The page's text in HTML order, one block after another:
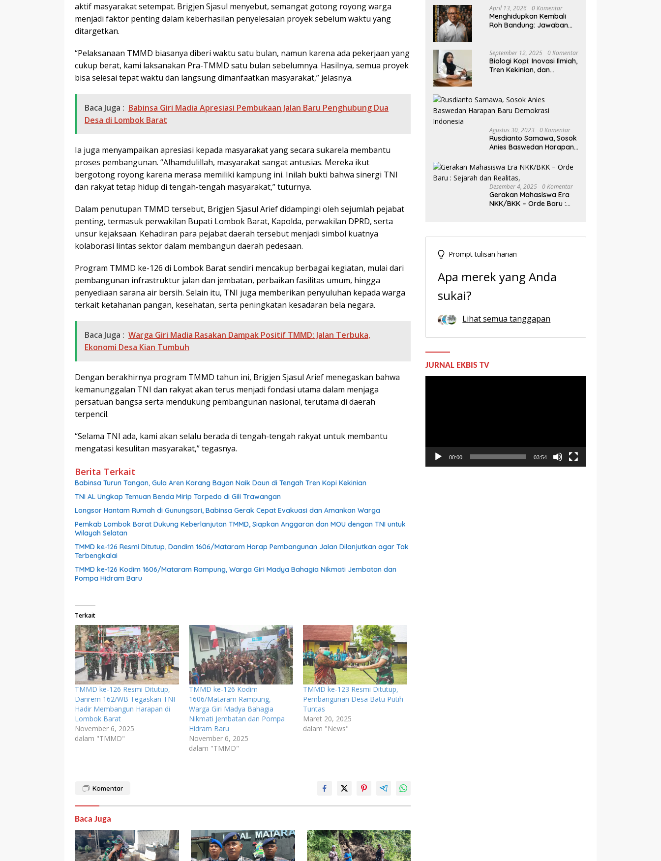
aktif masyarakat setempat. Brigjen Sjasul menyebut, semangat gotong royong warga
menjadi faktor penting dalam keberhasilan penyelesaian proyek sebelum waktu yang
ditargetkan.
“Pelaksanaan TMMD biasanya diberi waktu satu bulan, namun karena ada pekerjaan yang
cukup berat, kami laksanakan Pra-TMMD satu bulan sebelumnya. Hasilnya, semua proyek
bisa selesai tepat waktu dan langsung dimanfaatkan masyarakat,” jelasnya.
Baca Juga : Babinsa Giri Madia Apresiasi Pembukaan Jalan Baru Penghubung Dua
Desa di Lombok Barat
Ia juga menyampaikan apresiasi kepada masyarakat yang secara sukarela membantu
proses pembangunan. “Alhamdulillah, masyarakat sangat antusias. Mereka ikut
bergotong royong karena merasa memiliki kampung ini. Inilah bukti bahwa sinergi TNI
dan rakyat tetap hidup di tengah-tengah masyarakat,” tuturnya.
Dalam penutupan TMMD tersebut, Brigjen Sjasul Arief didampingi oleh sejumlah pejabat
penting, termasuk perwakilan Bupati Lombok Barat, Kapolda, perwakilan DPRD, serta
unsur kejaksaan. Kehadiran para pejabat daerah tersebut menjadi simbol kuatnya
kolaborasi lintas sektor dalam membangun daerah pedesaan.
Program TMMD ke-126 di Lombok Barat sendiri mencakup berbagai kegiatan, mulai dari
pembangunan infrastruktur jalan dan jembatan, perbaikan fasilitas umum, hingga
penyediaan sarana air bersih. Selain itu, TNI juga memberikan penyuluhan kepada warga
terkait ketahanan pangan, kesehatan, serta peningkatan kesadaran bela negara.
Baca Juga : Warga Giri Madia Rasakan Dampak Positif TMMD: Jalan Terbuka,
Ekonomi Desa Kian Tumbuh
Dengan berakhirnya program TMMD tahun ini, Brigjen Sjasul Arief menegaskan bahwa
kemanunggalan TNI dan rakyat akan terus menjadi fondasi utama dalam menjaga
persatuan bangsa serta mendukung pembangunan nasional, terutama di daerah
terpencil.
“Selama TNI ada, kami akan selalu berada di tengah-tengah rakyat untuk membantu
mengatasi kesulitan masyarakat,” tegasnya.
Berita Terkait
Babinsa Turun Tangan, Gula Aren Karang Bayan Naik Daun di Tengah Tren Kopi Kekinian
TNI AL Ungkap Temuan Benda Mirip Torpedo di Gili Trawangan
Longsor Hantam Rumah di Gunungsari, Babinsa Gerak Cepat Evakuasi dan Amankan Warga
Pemkab Lombok Barat Dukung Keberlanjutan TMMD, Siapkan Anggaran dan MOU dengan TNI untuk
Wilayah Selatan
TMMD ke-126 Resmi Ditutup, Dandim 1606/Mataram Harap Pembangunan Jalan Dilanjutkan agar Tak
Terbengkalai
TMMD ke-126 Kodim 1606/Mataram Rampung, Warga Giri Madya Bahagia Nikmati Jembatan dan
Pompa Hidram Baru
Terkait
TMMD ke-126 Resmi Ditutup,
Danrem 162/WB Tegaskan TNI
Hadir Membangun Harapan di
Lombok Barat
November 6, 2025
dalam "TMMD"
TMMD ke-126 Kodim
1606/Mataram Rampung,
Warga Giri Madya Bahagia
Nikmati Jembatan dan Pompa
Hidram Baru
November 6, 2025
dalam "TMMD"
TMMD ke-123 Resmi Ditutup,
Pembangunan Desa Batu Putih
Tuntas
Maret 20, 2025
dalam "News"
Komentar
Baca Juga
April 13, 2026 0 Komentar
Menghidupkan Kembali
Roh Bandung: Jawaban
September 12, 2025 0 Komentar
Biologi Kopi: Inovasi Ilmiah,
Tren Kekinian, dan
Agraria
Agustus 30, 2023 0 Komentar
Rusdianto Samawa, Sosok
Anies Baswedan Harapan
Desember 4, 2025 0 Komentar
Gerakan Mahasiswa Era
NKK/BKK – Orde Baru :
Prompt tulisan harian
Apa merek yang Anda
sukai?
Lihat semua tanggapan
JURNAL EKBIS TV
00:00 03:54